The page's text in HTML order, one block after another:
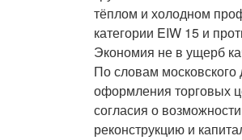
тёплом и холодном
категории EIW 15 и
Экономия не в ущерб
По словам
оформления торговых
согласия о
реконструкцию и